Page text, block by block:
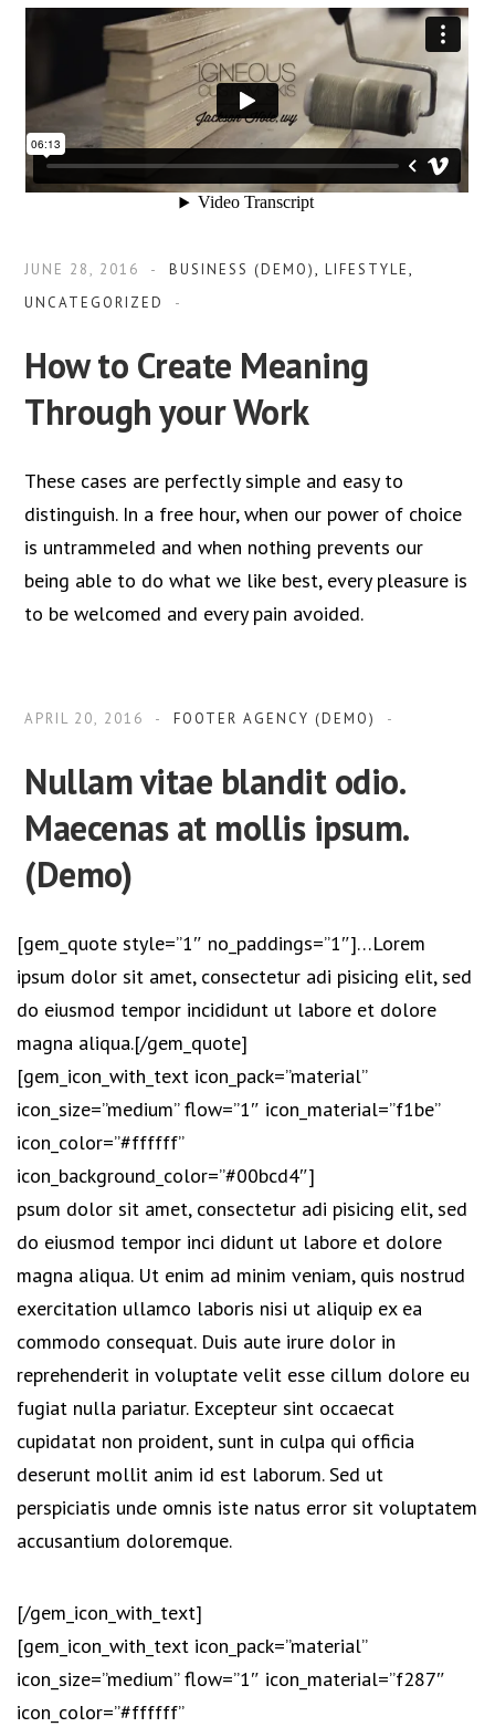
JUNE 28, 2016 BUSINESS (DEMO),LIFESTYLE,
UNCATEGORIZED
How to Create Meaning
Through your Work
These cases are perfectly simple and easy to
distinguish. In a free hour, when our power of choice
is untrammeled and when nothing prevents our
being able to do what we like best, every pleasure is
to be welcomed and every pain avoided.
APRIL 20, 2016 FOOTER AGENCY (DEMO)
Nullam vitae blandit odio.
Maecenas at mollis ipsum.
(Demo)
[gem_quote style=”1″ no_paddings=”1″]…Lorem
ipsum dolor sit amet, consectetur adi pisicing elit, sed
do eiusmod tempor incididunt ut labore et dolore
magna aliqua.[/gem_quote]
[gem_icon_with_text icon_pack=”material”
icon_size=”medium” flow=”1″ icon_material=”f1be”
icon_color=”#ffffff”
icon_background_color=”#00bcd4″]
psum dolor sit amet, consectetur adi pisicing elit, sed
do eiusmod tempor inci didunt ut labore et dolore
magna aliqua. Ut enim ad minim veniam, quis nostrud
exercitation ullamco laboris nisi ut aliquip ex ea
commodo consequat. Duis aute irure dolor in
reprehenderit in voluptate velit esse cillum dolore eu
fugiat nulla pariatur. Excepteur sint occaecat
cupidatat non proident, sunt in culpa qui officia
deserunt mollit anim id est laborum. Sed ut
perspiciatis unde omnis iste natus error sit voluptatem
accusantium doloremque.
[/gem_icon_with_text]
[gem_icon_with_text icon_pack=”material”
icon_size=”medium” flow=”1″ icon_material=”f287″
icon_color=”#ffffff”